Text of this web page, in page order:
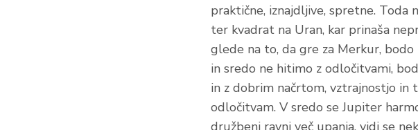
praktične, iznajdljive, spretne.
ter kvadrat na Uran, kar prinaša
glede na to, da gre za Merkur,
in sredo ne hitimo z odločitvami,
in z dobrim načrtom, vztrajnostjo in
odločitvam. V sredo se Jupiter
družbeni ravni več upanja, vidi se